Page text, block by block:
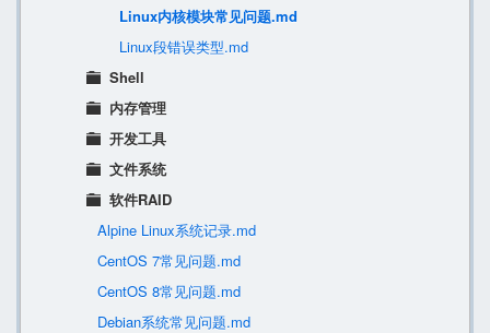
Linux内核模块常见问题.md
Linux段错误类型.md
Shell
内存管理
开发工具
文件系统
软件RAID
Alpine Linux系统记录.md
CentOS 7常见问题.md
CentOS 8常见问题.md
Debian系统常见问题.md